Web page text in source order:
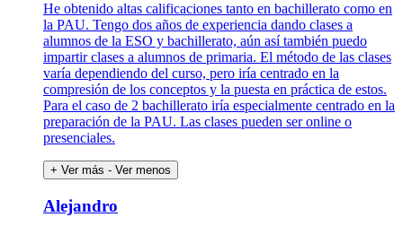
He obtenido altas calificaciones tanto en bachillerato como en
la PAU. Tengo dos años de experiencia dando clases a
alumnos de la ESO y bachillerato, aún así también puedo
impartir clases a alumnos de primaria. El método de las clases
varía dependiendo del curso, pero iría centrado en la
compresión de los conceptos y la puesta en práctica de estos.
Para el caso de 2 bachillerato iría especialmente centrado en la
preparación de la PAU. Las clases pueden ser online o
presenciales.
+ Ver más - Ver menos
Alejandro